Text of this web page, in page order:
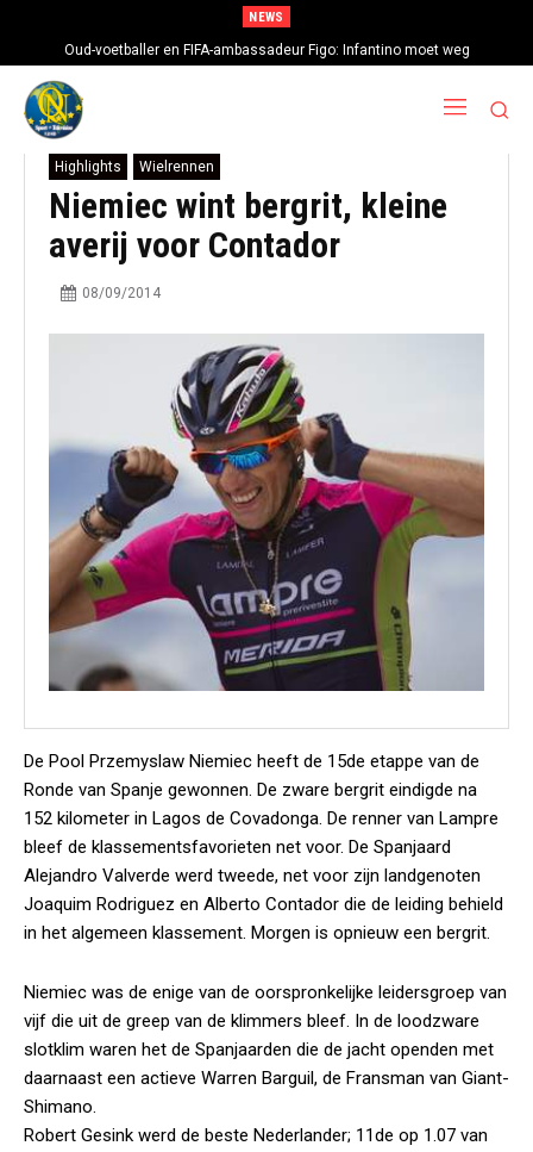
NEWS
Oud-voetballer en FIFA-ambassadeur Figo: Infantino moet weg
Highlights Wielrennen
Niemiec wint bergrit, kleine
averij voor Contador
08/09/2014
De Pool Przemyslaw Niemiec heeft de 15de etappe van de
Ronde van Spanje gewonnen. De zware bergrit eindigde na
152 kilometer in Lagos de Covadonga. De renner van Lampre
bleef de klassementsfavorieten net voor. De Spanjaard
Alejandro Valverde werd tweede, net voor zijn landgenoten
Joaquim Rodriguez en Alberto Contador die de leiding behield
in het algemeen klassement. Morgen is opnieuw een bergrit.
Niemiec was de enige van de oorspronkelijke leidersgroep van
vijf die uit de greep van de klimmers bleef. In de loodzware
slotklim waren het de Spanjaarden die de jacht openden met
daarnaast een actieve Warren Barguil, de Fransman van Giant-
Shimano.
Robert Gesink werd de beste Nederlander; 11de op 1.07 van